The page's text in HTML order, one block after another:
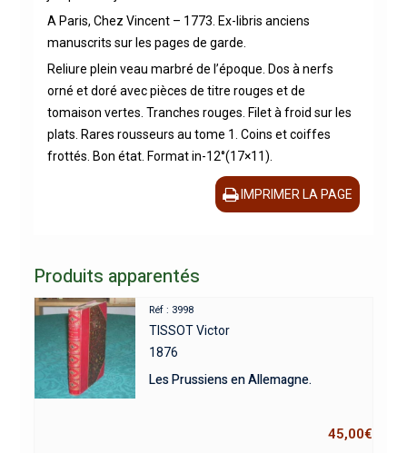
A Paris, Chez Vincent – 1773. Ex-libris anciens
manuscrits sur les pages de garde.
Reliure plein veau marbré de l’époque. Dos à nerfs
orné et doré avec pièces de titre rouges et de
tomaison vertes. Tranches rouges. Filet à froid sur les
plats. Rares rousseurs au tome 1. Coins et coiffes
frottés. Bon état. Format in-12°(17×11).
IMPRIMER LA PAGE
Produits apparentés
Réf : 3998
TISSOT Victor
1876
Les Prussiens en Allemagne.
45,00€